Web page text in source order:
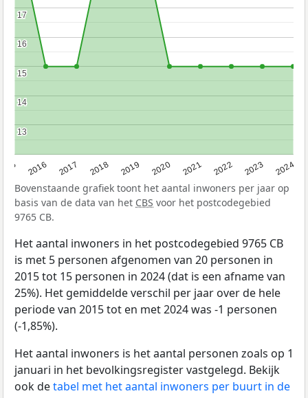
2016 2017 2018 2019 2020 2021 2022 2023 2024
13
13
14
14
15
15
16
16
17
17
Bovenstaande grafiek toont het aantal inwoners per jaar op
basis van de data van het CBS voor het postcodegebied
9765 CB.
Het aantal inwoners in het postcodegebied 9765 CB
is met 5 personen afgenomen van 20 personen in
2015 tot 15 personen in 2024 (dat is een afname van
25%). Het gemiddelde verschil per jaar over de hele
periode van 2015 tot en met 2024 was -1 personen
(-1,85%).
Het aantal inwoners is het aantal personen zoals op 1
januari in het bevolkingsregister vastgelegd. Bekijk
ook detabel met het aantal inwoners per buurt in de